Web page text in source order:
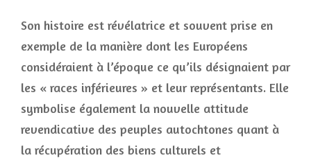
Son histoire est révélatrice et souvent prise en
exemple de la manière dont les Européens
considéraient à l’époque ce qu’ils désignaient par
les « races inférieures » et leur représentants. Elle
symbolise également la nouvelle attitude
revendicative des peuples autochtones quant à
la récupération des biens culturels et